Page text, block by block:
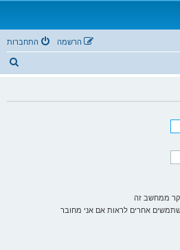
התחברות הרשמה
ממחשב זה
אחרים לראות אם אני מחובר